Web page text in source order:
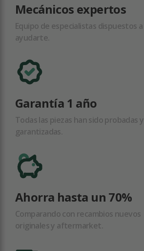
Mecánicos expertos
Equipo de especialistas dispuestos a
ayudarte.
Garantía 1 año
Todas las piezas han sido probadas y
garantizadas.
Ahorra hasta un 70%
Comparando con recambios nuevos
originales y aftermarket.